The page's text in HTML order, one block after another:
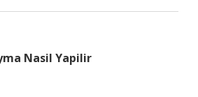
Nasil Yapilir